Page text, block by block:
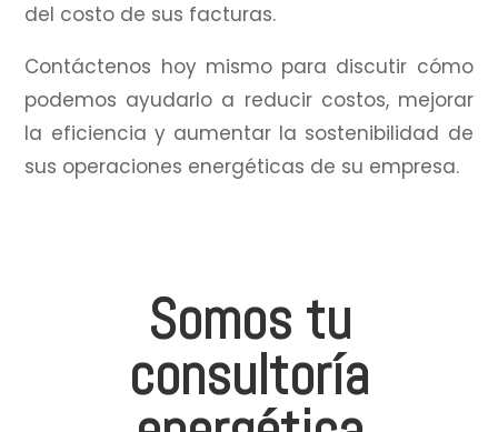
del costo de sus facturas.
Contáctenos hoy mismo para discutir cómo
podemos ayudarlo a reducir costos, mejorar
la eficiencia y aumentar la sostenibilidad de
sus operaciones energéticas de su empresa.
Somos tu
consultoría